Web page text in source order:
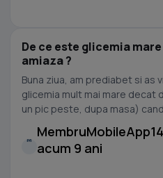
De ce este glicemia
amiaza ?
Buna ziua, am prediabet si as
glicemia mult mai mare decat
un pic peste, dupa masa)
M
acum 9 ani